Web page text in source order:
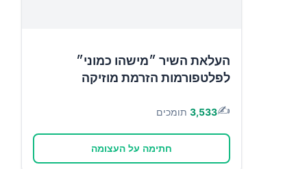
העלאת השיר ״מישהו כמוני״
לפלטפורמות הזרמת מוזיקה
✍️
3,533 תומכים
חתימה על העצומה